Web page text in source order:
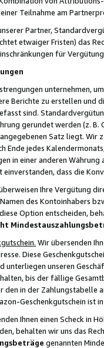
Teilnahme am
Partner,
etwaiger Fristen) das
für
unternehmen,
Berichte zu erstellen und
sind.
gerundet werden (z.
Satz liegt.
Ende jedes
in einer anderen
dass die
Ihre Vergütung
des Kontoinhabers
Option entscheiden,
Wir übersenden
Diese
unseren
bis der fällige
den in der
Geschenkgutschein ist
Ihnen einen Scheck in
behalten wir uns das
genannten